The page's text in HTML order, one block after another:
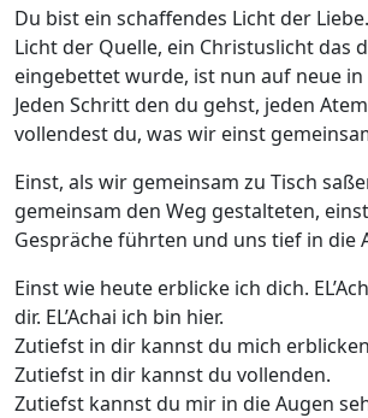
Du bist ein schaffendes Licht der
Licht der Quelle, ein Christuslicht das
eingebettet wurde, ist nun auf neue
Jeden Schritt den du gehst, jeden
vollendest du, was wir einst
Einst, als wir gemeinsam zu Tisch
gemeinsam den Weg gestalteten,
Gespräche führten und uns tief in die
Einst wie heute erblicke ich dich.
dir. EL’Achai ich bin hier.
Zutiefst in dir kannst du mich
Zutiefst in dir kannst du vollenden.
Zutiefst kannst du mir in die Augen